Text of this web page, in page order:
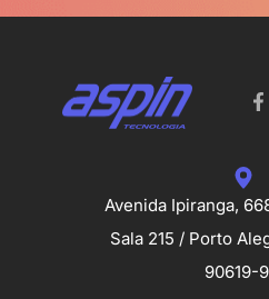
Avenida Ipiranga,
Sala 215 / Porto
90619-